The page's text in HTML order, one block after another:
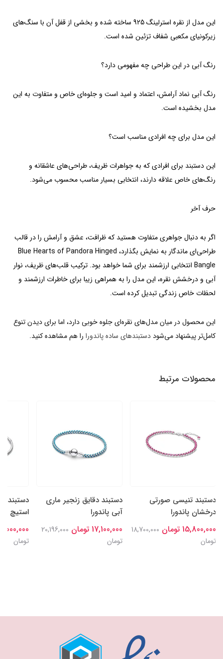
این مدل از نقره استرلینگ 925 ساخته شده و بخشی از قفل آن با سنگ‌های
زیرکونیای مکعبی شفاف تزئین شده است.
رنگ آبی در این طراحی چه مفهومی دارد؟
رنگ آبی نماد آرامش، اعتماد و امید است و جلوه‌ای خاص و متفاوت به این
مدل بخشیده است.
این مدل برای چه افرادی مناسب است؟
این دستبند برای افرادی که به جواهرات ظریف، طراحی‌های عاشقانه و
رنگ‌های خاص علاقه دارند، انتخابی بسیار مناسب محسوب می‌شود.
حرف آخر
اگر به دنبال جواهری متفاوت هستید که ظرافت، عشق و آرامش را در قالب
طراحی‌ای ماندگار به نمایش بگذارد، Blue Hearts of Pandora Hinged
Bangle انتخابی ارزشمند برای شما خواهد بود. ترکیب قلب‌های ظریف، نوار
آبی و درخشش نقره، این مدل را به همراهی زیبا برای خاطرات ارزشمند و
لحظات خاص زندگی تبدیل کرده است.
این محصول در میان مدل‌های نقره‌ای جلوه خوبی دارد، اما برای دیدن تنوع
کامل‌تر پیشنهاد می‌شوددستبندهای ساده پاندورا را هم مشاهده کنید.
محصولات مرتبط
دستبند تنیسی صورتی
درخشان پاندورا
15,800,000 تومان
18,700,000
تومان
دستبند دقایق زنجیر ماری
آبی پاندورا
17,100,000 تومان
20,196,000
تومان
دستبند
استیچ
18,000,000
تومان